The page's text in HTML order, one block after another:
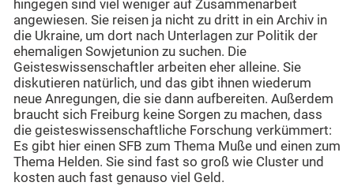
hingegen sind viel weniger auf Zusammenarbeit
angewiesen. Sie reisen ja nicht zu dritt in ein Archiv in
die Ukraine, um dort nach Unterlagen zur Politik der
ehemaligen Sowjetunion zu suchen. Die
Geisteswissenschaftler arbeiten eher alleine. Sie
diskutieren natürlich, und das gibt ihnen wiederum
neue Anregungen, die sie dann aufbereiten. Außerdem
braucht sich Freiburg keine Sorgen zu machen, dass
die geisteswissenschaftliche Forschung verkümmert:
Es gibt hier einen SFB zum Thema Muße und einen zum
Thema Helden. Sie sind fast so groß wie Cluster und
kosten auch fast genauso viel Geld.